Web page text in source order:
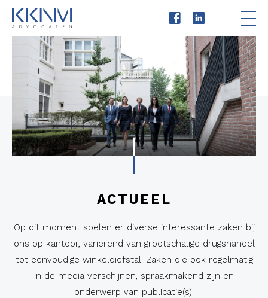
Advocaten
Expertises
Kosten
Actueel
ACTUEEL
Op dit moment spelen er diverse interessante zaken bij
ons op kantoor, variërend van grootschalige drugshandel
tot eenvoudige winkeldiefstal. Zaken die ook regelmatig
in de media verschijnen, spraakmakend zijn en
onderwerp van publicatie(s).